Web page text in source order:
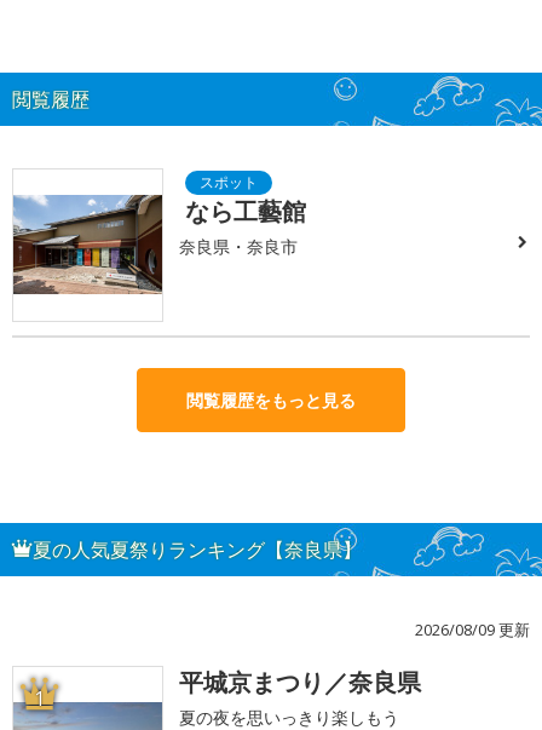
閲覧履歴
なら工藝館
奈良県・奈良市
閲覧履歴をもっと見る
夏の人気夏祭りランキング【奈良県】
2026/08/09 更新
1 平城京まつり／奈良県
夏の夜を思いっきり楽しもう